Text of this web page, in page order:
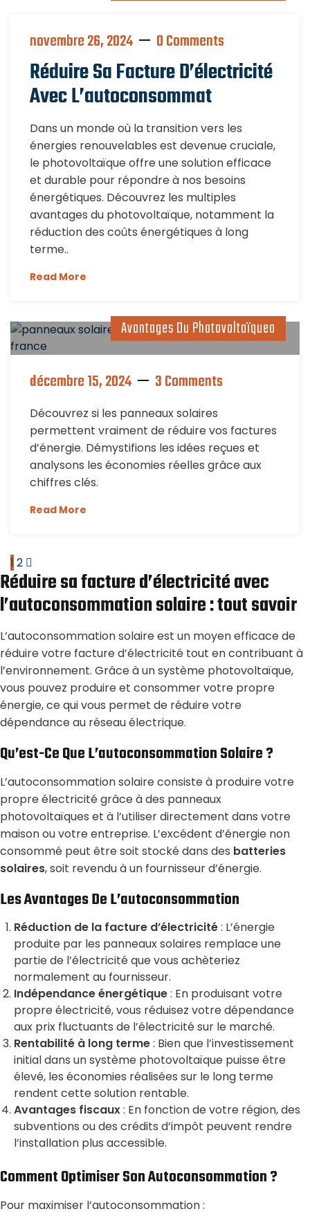
novembre 26, 2024 0 Comments
Réduire Sa Facture D’électricité
Avec L’autoconsommat
Dans un monde où la transition vers les
énergies renouvelables est devenue cruciale,
le photovoltaïque offre une solution efficace
et durable pour répondre à nos besoins
énergétiques. Découvrez les multiples
avantages du photovoltaïque, notamment la
réduction des coûts énergétiques à long
terme..
Read More
Avantages Du Photovoltaïquea
décembre 15, 2024 3 Comments
Découvrez si les panneaux solaires
permettent vraiment de réduire vos factures
d’énergie. Démystifions les idées reçues et
analysons les économies réelles grâce aux
chiffres clés.
Read More
1 2
Réduire sa facture d’électricité avec
l’autoconsommation solaire : tout savoir
L’autoconsommation solaire est un moyen efficace de
réduire votre facture d’électricité tout en contribuant à
l’environnement. Grâce à un système photovoltaïque,
vous pouvez produire et consommer votre propre
énergie, ce qui vous permet de réduire votre
dépendance au réseau électrique.
Qu’est-Ce Que L’autoconsommation Solaire ?
L’autoconsommation solaire consiste à produire votre
propre électricité grâce à des panneaux
photovoltaïques et à l’utiliser directement dans votre
maison ou votre entreprise. L’excédent d’énergie non
consommé peut être soit stocké dans des batteries
solaires, soit revendu à un fournisseur d’énergie.
Les Avantages De L’autoconsommation
Réduction de la facture d’électricité: L’énergie
produite par les panneaux solaires remplace une
partie de l’électricité que vous achèteriez
normalement au fournisseur.
Indépendance énergétique: En produisant votre
propre électricité, vous réduisez votre dépendance
aux prix fluctuants de l’électricité sur le marché.
Rentabilité à long terme: Bien que l’investissement
initial dans un système photovoltaïque puisse être
élevé, les économies réalisées sur le long terme
rendent cette solution rentable.
Avantages fiscaux: En fonction de votre région, des
subventions ou des crédits d’impôt peuvent rendre
l’installation plus accessible.
Comment Optimiser Son Autoconsommation ?
Pour maximiser l’autoconsommation :